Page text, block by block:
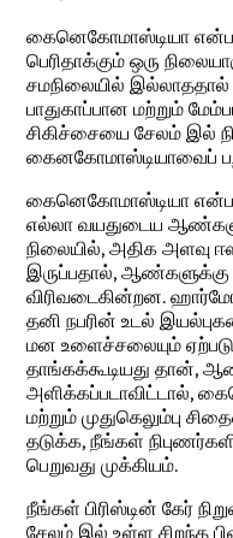
கைனெகோமாஸ்டியா
பெரிதாக்கும் ஒரு
சமநிலையில் இல்லாததால்
பாதுகாப்பான மற்றும்
சிகிச்சையை சேலம் இல்
கைனகோமாஸ்டியாவைப்
கைனெகோமாஸ்டியா
எல்லா வயதுடைய
நிலையில், அதிக
இருப்பதால், ஆண்களுக்கு
விரிவடைகின்றன.
தனி நபரின் உடல்
மன உளைச்சலையும்
தாங்கக்கூடியது தான்,
அளிக்கப்படாவிட்டால்,
மற்றும் முதுகெலும்பு
தடுக்க, நீங்கள்
பெறுவது முக்கியம்.
நீங்கள் பிரிஸ்டின் கேர்
சேலம் இல் உள்ள சிறந்த